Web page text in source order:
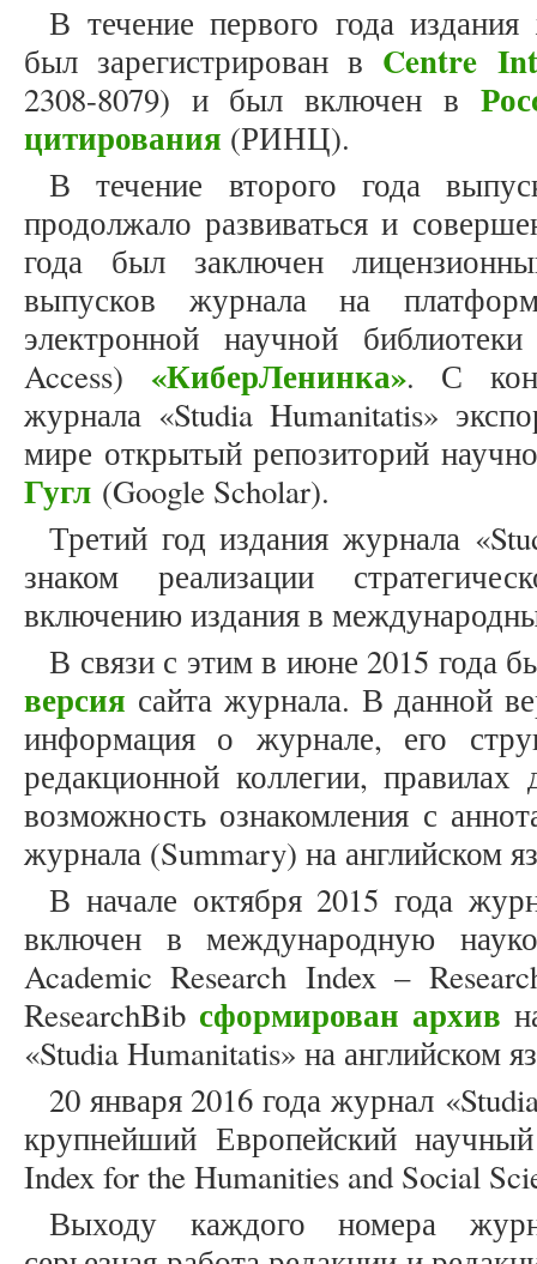
В течение первого года
был зарегистрирован в Centre
2308-8079) и был включен в
цитирования (РИНЦ).
В течение второго года
продолжало развиваться и
года был заключен
выпусков журнала на
электронной научной
Access) «КиберЛенинка». С
журнала «Studia Humanitatis»
мире открытый репозиторий
Гугл (Google Scholar).
Третий год издания журнала
знаком реализации
включению издания в
В связи с этим в июне 2015 года
версия сайта журнала. В данной
информация о журнале, его
редакционной коллегии,
возможность ознакомления с
журнала (Summary) на английском
В начале октября 2015 года
включен в международную
Academic Research Index –
ResearchBib сформирован архив
«Studia Humanitatis» на английском
20 января 2016 года журнал
крупнейший Европейский
Index for the Humanities and Social
Выходу каждого номера